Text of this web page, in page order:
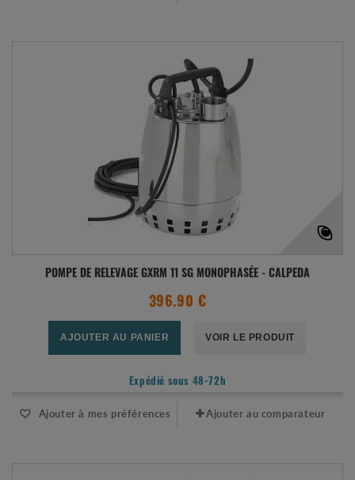
POMPE DE RELEVAGE GXRM 11 SG MONOPHASÉE - CALPEDA
396.90 €
AJOUTER AU PANIER VOIR LE PRODUIT
Expédié sous 48-72h
Ajouter à mes préférences Ajouter au comparateur